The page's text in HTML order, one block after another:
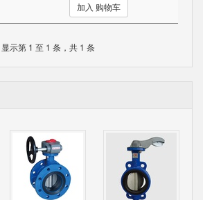
加入 购物车
显示第 1 至 1 条，共 1 条